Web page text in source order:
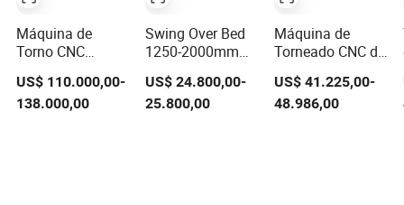
Máquina de
Torno CNC
Vertical de Metal
de Doble
Columna Pesada
US$ 110.000,00-
138.000,00
Swing Over Bed
1250-2000mm
Programación
Automática 2
Máquina
US$ 24.800,00-
25.800,00
Máquina de
Torneado CNC de
Alta Precisión
Personalizada de
Calidad CE
US$ 41.225,00-
48.986,00